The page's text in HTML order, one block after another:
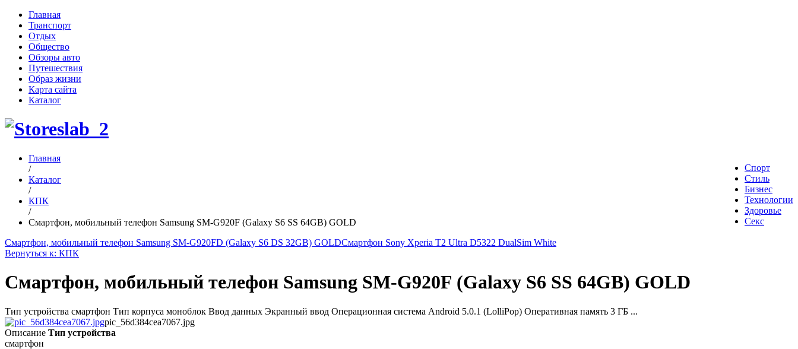
Главная
Транспорт
Отдых
Общество
Обзоры авто
Путешествия
Образ жизни
Карта сайта
Каталог
Спорт
Стиль
Бизнес
Технологии
Здоровье
Секс
Главная
/
Каталог
/
КПК
/
Смартфон, мобильный телефон Samsung SM-G920F (Galaxy S6 SS 64GB) GOLD
Смартфон, мобильный телефон Samsung SM-G920FD (Galaxy S6 DS 32GB) GOLDСмартфон Sony Xperia T2 Ultra D5322 DualSim White
Вернуться к: КПК
Смартфон, мобильный телефон Samsung SM-G920F (Galaxy S6 SS 64GB) GOLD
Тип устройства смартфон Тип корпуса моноблок Ввод данных Экранный ввод Операционная система Android 5.0.1 (LolliPop) Оперативная память 3 ГБ ...
pic_56d384cea7067.jpg
Описание Тип устройства
смартфон